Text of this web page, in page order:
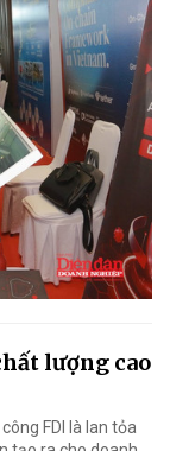
lượng cao
FDI là lan tỏa